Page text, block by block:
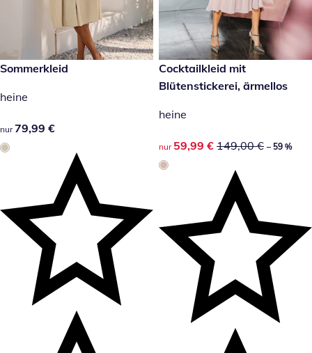
79,99 €
Sommerkleid
heine
79,99 €
nur 79,99 €
reduzierter Preis 59,99 €,
-59 %
Cocktailkleid mit
Blütenstickerei, ärmellos
heine
reduzierter Preis 59,99 €,
nur 59,99 € 149,00 € – 59 %